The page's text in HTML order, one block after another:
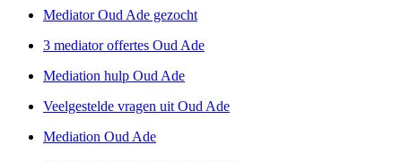
Mediator Oud Ade gezocht
3 mediator offertes Oud Ade
Mediation hulp Oud Ade
Veelgestelde vragen uit Oud Ade
Mediation Oud Ade